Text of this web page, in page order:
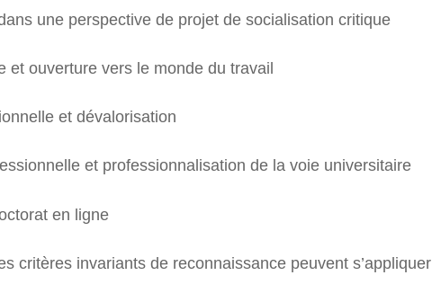
une perspective de projet de socialisation critique
et ouverture vers le monde du travail
et dévalorisation
et professionnalisation de la voie universitaire
en ligne
critères invariants de reconnaissance peuvent s’appliquer